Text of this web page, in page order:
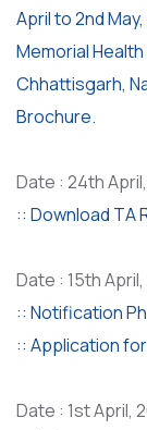
April to 2nd
Memorial
Chhattisgarh,
Brochure.
Date : 24th
:: Download TA
Date : 15th
:: Notification
:: Application
Date : 1st April,